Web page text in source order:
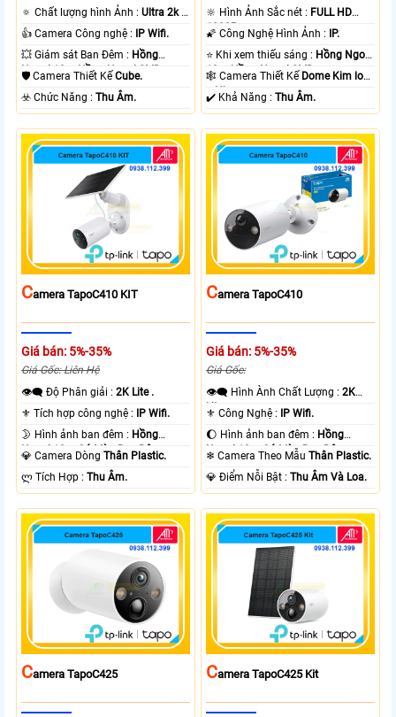
🔅 Chất lượng hình Ảnh :Ultra 2k +
.
👍 Camera Công nghệ : IP Wifi.
💥 Giám sát Ban Đêm : Hồng
Ngoại 10m Hồng Ngoại SMD.
🛡 Camera Thiết KếCube.
️☣️ Chức Năng :Thu Âm.
🔆 Hình Ảnh Sắc nét : FULL HD
1080P .
🌠 Công Nghệ Hình Ảnh : IP.
⭐ Khi xem thiếu sáng : Hồng Ngoại
10m Hồng Ngoại SMD.
🕸️ Camera Thiết Kế Dome Kim loại
+ Nhựa.
️✔️ Khả Năng :Thu Âm.
CAmera TapoC410 KIT
Giá bán: 5%-35%
Giá Gốc: Liên Hệ
👁️‍🗨 Độ Phân giải :2K Lite .
⚜️ Tích hợp công nghệ : IP Wifi.
🌛 Hình ảnh ban đêm : Hồng
Ngoại 10m Có Màu Ban Ðêm.
💎 Camera DòngThân Plastic.
️ლ Tích Hợp :Thu Âm.
CAmera TapoC410
Giá bán: 5%-35%
Giá Gốc:
👁️‍🗨 Hình Ành Chất Lượng :2K
Lite .
⚜️ Công Nghệ : IP Wifi.
🌔 Hình ảnh ban đêm : Hồng
Ngoại 10m Có Màu Ban Ðêm.
❄ Camera Theo MẫuThân Plastic.
️💎 Điểm Nỗi Bật :Thu Âm Và Loa.
CAmera TapoC425 CAmera TapoC425 Kit